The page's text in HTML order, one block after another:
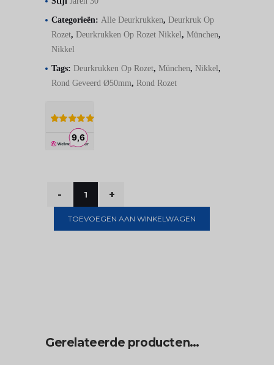
Categorieën: Alle Deurkrukken, Deurkruk Op
Rozet, Deurkrukken Op Rozet Nikkel, München,
Nikkel
Tags: Deurkrukken Op Rozet, München, Nikkel,
Rond Geveerd Ø50mm, Rond Rozet
TOEVOEGEN AAN WINKELWAGEN
Gerelateerde producten…